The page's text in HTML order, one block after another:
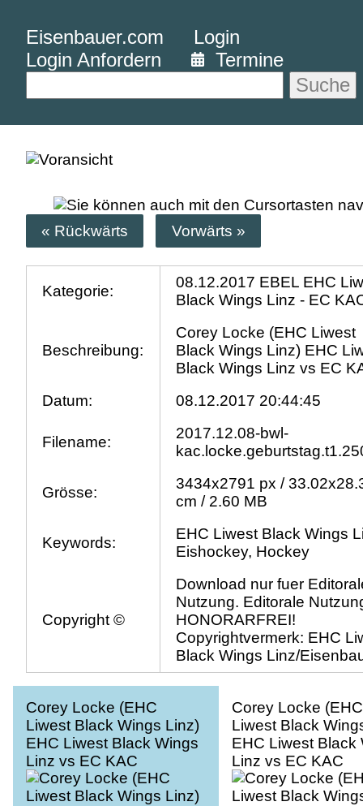
Eisenbauer.com
Login
Login Anfordern
Termine
Suche
« Rückwärts Vorwärts »
Kategorie:
08.12.2017 EBEL EHC
Black Wings Linz - EC
Beschreibung:
Corey Locke (EHC Liwest
Black Wings Linz) EHC
Black Wings Linz vs EC
Datum:
08.12.2017 20:44:45
Filename:
2017.12.08-bwl-
Grösse:
3434x2791 px /
cm / 2.60 MB
Keywords:
EHC Liwest Black Wings
Eishockey, Hockey
Copyright ©
Download nur fuer
Nutzung. Editorale
HONORARFREI!
Copyrightvermerk: EHC
Black Wings Linz/
Corey Locke (EHC
Liwest Black Wings Linz)
EHC Liwest Black Wings
Linz vs EC KAC
Corey Locke (EHC
Liwest Black
EHC Liwest Black
Linz vs EC KAC